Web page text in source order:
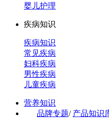
婴儿护理
疾病知识
疾病知识
常见疾病
妇科疾病
男性疾病
儿童疾病
营养知识
品牌专题/ 产品知识